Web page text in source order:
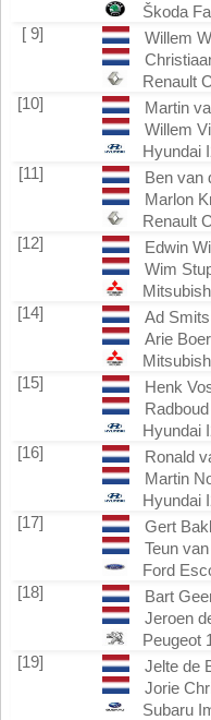
Škoda
[ 9]
Willem
Renault
[10]
Martin
Willem
Hyundai
[11]
Ben van
Marlon
Renault
[12]
Edwin
Wim
[14]
Ad Smits
Arie
[15]
Henk
Hyundai
[16]
Ronald
Martin
Hyundai
[17]
Gert
Teun
Ford
[18]
Bart
Jeroen
Peugeot
[19]
Jelte de
Jorie
Subaru